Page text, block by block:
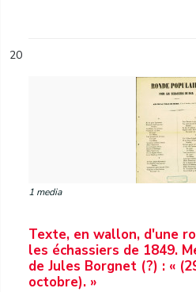
20
1 media
Texte, en wallon, d'une
les échassiers de 1849.
de Jules Borgnet (?) : «
octobre). »